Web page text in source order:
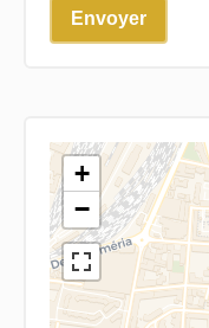
Envoyer
+
−